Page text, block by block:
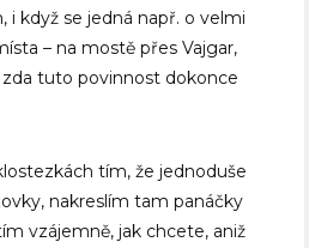
když se jedná např. o velmi
– na mostě přes Vajgar,
tuto povinnost dokonce
tím, že jednoduše
nakreslím tam panáčky
vzájemně, jak chcete, aniž